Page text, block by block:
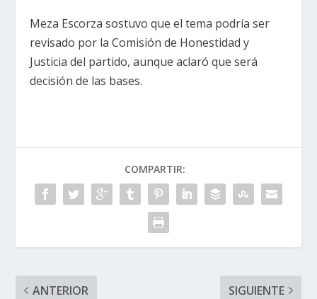
Meza Escorza sostuvo que el tema podría ser
revisado por la Comisión de Honestidad y
Justicia del partido, aunque aclaró que será
decisión de las bases.
COMPARTIR:
ANTERIOR SIGUIENTE